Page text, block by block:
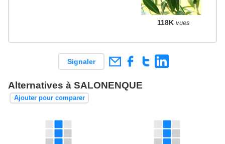
118K vues
Signaler
Alternatives à SALONENQUE
Ajouter pour comparer